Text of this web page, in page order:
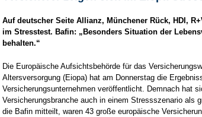
Auf deutscher Seite Allianz, Münchener Rück, HDI,
im Stresstest. Bafin: „Besonders Situation der
behalten.“
Die Europäische Aufsichtsbehörde für das
Altersversorgung (Eiopa) hat am Donnerstag die
Versicherungsunternehmen veröffentlicht. Demnach hat
Versicherungsbranche auch in einem Stressszenario als
die Bafin mitteilt, waren 43 große europäische